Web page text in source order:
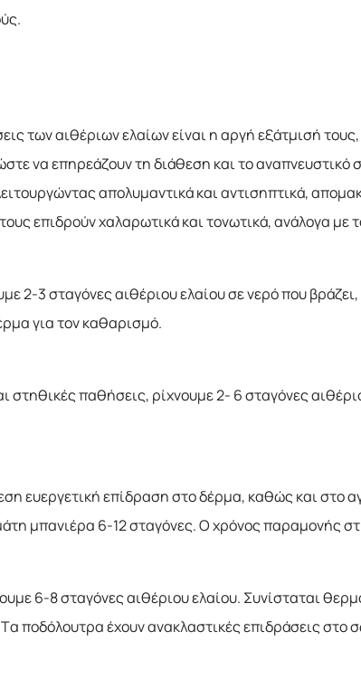
των αιθέριων ελαίων είναι η αργή εξάτμισή
να επηρεάζουν τη διάθεση και το
απολυμαντικά και αντισηπτικά,
επιδρούν χαλαρωτικά και τονωτικά, ανάλογα με
2-3 σταγόνες αιθέριου ελαίου σε νερό που
για τον καθαρισμό.
στηθικές παθήσεις, ρίχνουμε 2- 6 σταγόνες
ευεργετική επίδραση στο δέρμα, καθώς και στο
μπανιέρα 6-12 σταγόνες. Ο χρόνος παραμονής
6-8 σταγόνες αιθέριου ελαίου. Συνίσταται
ποδόλουτρα έχουν ανακλαστικές επιδράσεις